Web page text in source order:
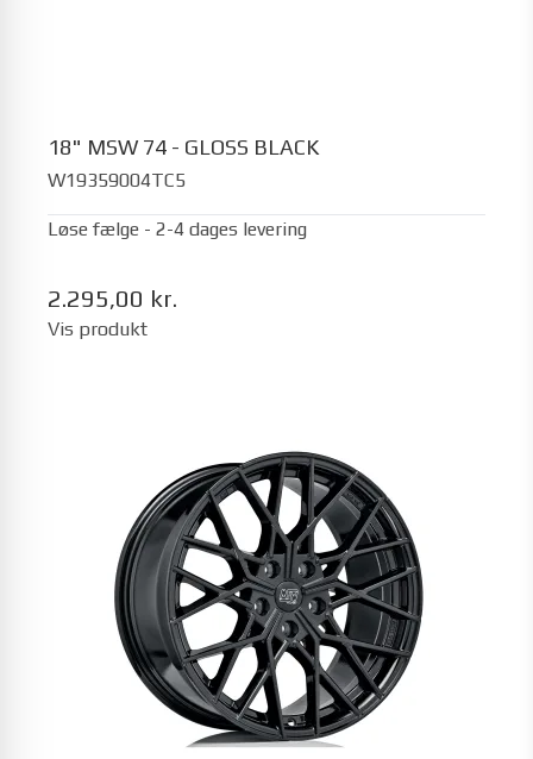
18" MSW 74 - GLOSS BLACK
W19359004TC5
Løse fælge - 2-4 dages levering
2.295,00 kr.
Vis produkt